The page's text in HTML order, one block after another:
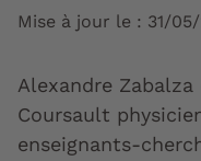
Mise à jour le : 31/
Alexandre
Coursault
enseignants-